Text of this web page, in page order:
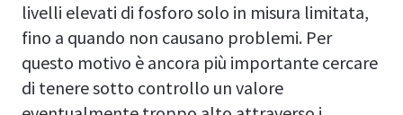
livelli elevati di fosforo solo in misura limitata,
fino a quando non causano problemi. Per
questo motivo è ancora più importante cercare
di tenere sotto controllo un valore